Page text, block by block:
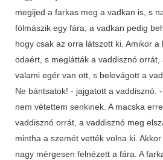
megijed a farkas meg a vadkan is, s
fölmászik egy fára; a vadkan pedig
hogy csak az orra látszott ki. Amikor a
odaért, s meglátták a vaddisznó
valami egér van ott, s belevágott a
Ne bántsatok! - jajgatott a vaddisznó.
nem vétettem senkinek. A macska
vaddisznó orrát, a vaddisznó meg
mintha a szemét vették volna ki.
nagy mérgesen felnézett a fára. A